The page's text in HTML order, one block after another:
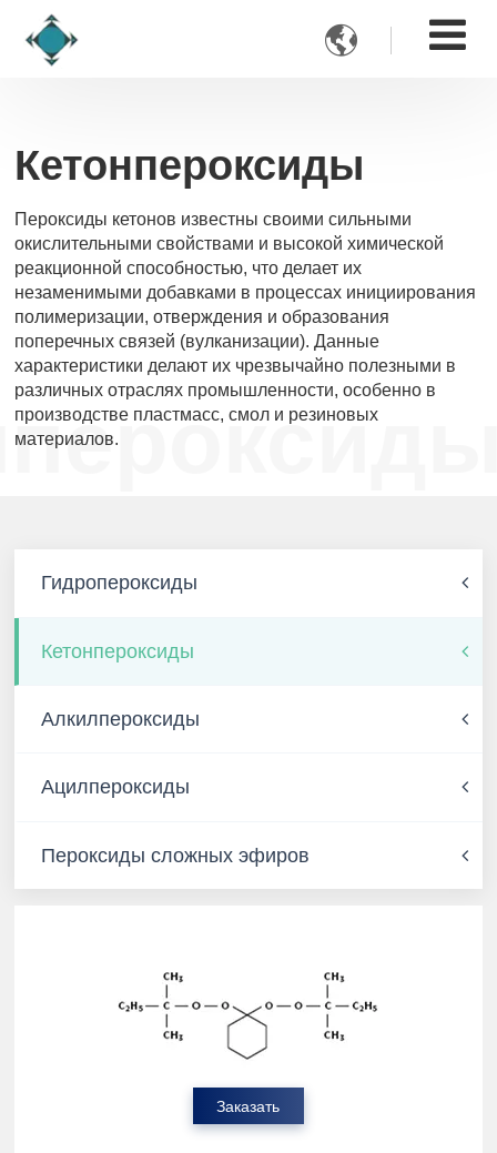

Кетонпероксиды
Пероксиды кетонов известны своими сильными
окислительными свойствами и высокой химической
реакционной способностью, что делает их
незаменимыми добавками в процессах инициирования
полимеризации, отверждения и образования
поперечных связей (вулканизации). Данные
характеристики делают их чрезвычайно полезными в
различных отраслях промышленности, особенно в
производстве пластмасс, смол и резиновых
материалов.
Гидропероксиды
Кетонпероксиды
Алкилпероксиды
Ацилпероксиды
Пероксиды сложных эфиров
Заказать